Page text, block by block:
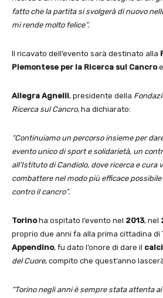
fatto che la partita si svolgerà di nuovo
mi rende molto felice”.
Il ricavato dell’evento sarà destinato alla
Piemontese per la Ricerca sul Cancroe
Allegra Agnelli, presidente della
Ricerca sul Cancro, ha dichiarato:
“Continuiamo un percorso insieme per
evento unico di sport e solidarietà, un
all’Istituto di Candiolo, dove ricerca e cura
combattere nel modo più efficace
contro il cancro”.
Torinoha ospitato l’evento nel 2013, nel
proprio due anni fa alla prima cittadina di
Appendino, fu dato l’onore di dare il
del Cuore, compito che quest’anno
“Torino negli anni è sempre stata attenta